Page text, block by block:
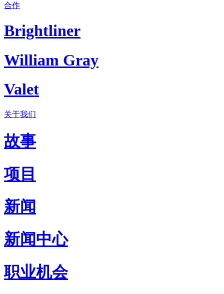
合作
Brightliner
William Gray
Valet
关于我们
故事
项目
新闻
新闻中心
职业机会